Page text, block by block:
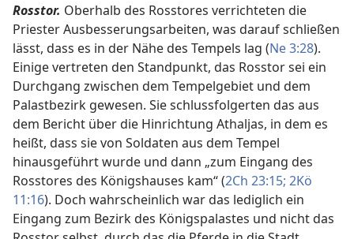
Rosstor. Oberhalb des Rosstores verrichteten die
Priester Ausbesserungsarbeiten, was darauf schließen
lässt, dass es in der Nähe des Tempels lag (Ne 3:28).
Einige vertreten den Standpunkt, das Rosstor sei ein
Durchgang zwischen dem Tempelgebiet und dem
Palastbezirk gewesen. Sie schlussfolgerten das aus
dem Bericht über die Hinrichtung Athaljas, in dem es
heißt, dass sie von Soldaten aus dem Tempel
hinausgeführt wurde und dann „zum Eingang des
Rosstores des Königshauses kam“ (2Ch 23:15; 2Kö
11:16). Doch wahrscheinlich war das lediglich ein
Eingang zum Bezirk des Königspalastes und nicht das